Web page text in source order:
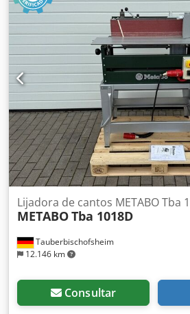
fabricación de muebles y trabajos
técnicos: - Posibilidades de
superficie horizontal o plano vertical
la banda de lijado: 150 mm -
Potencia del motor: 1 kW Chodpfx
Tauberbischofsheim
12.146 km
Lijadora de cantos METABO Tba
METABOTba 1018D
Consultar